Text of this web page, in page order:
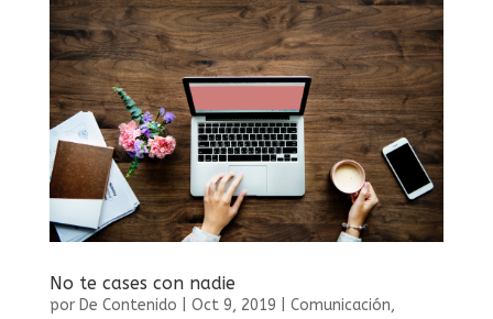
No te cases con nadie
por De Contenido Oct 9, 2019 Comunicación,